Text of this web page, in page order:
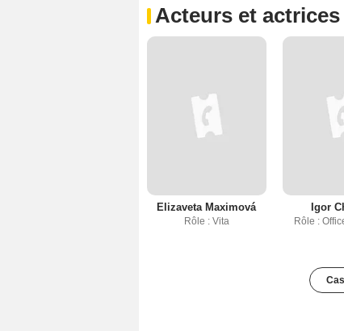
Acteurs et actrices
Elizaveta Maximová
Rôle : Vita
Igor
Rôle :